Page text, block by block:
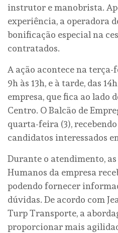
instrutor e manobrista.
experiência, a operadora
bonificação especial na
contratados.
A ação acontece na terça-
9h às 13h, e à tarde, das
empresa, que fica ao lado
Centro. O Balcão de
quarta-feira (3),
candidatos interessados
Durante o atendimento, as
Humanos da empresa
podendo fornecer
dúvidas. De acordo com
Turp Transporte, a
proporcionar mais